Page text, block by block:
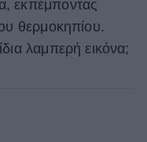
εκπέμποντας
θερμοκηπίου.
λαμπερή εικόνα;